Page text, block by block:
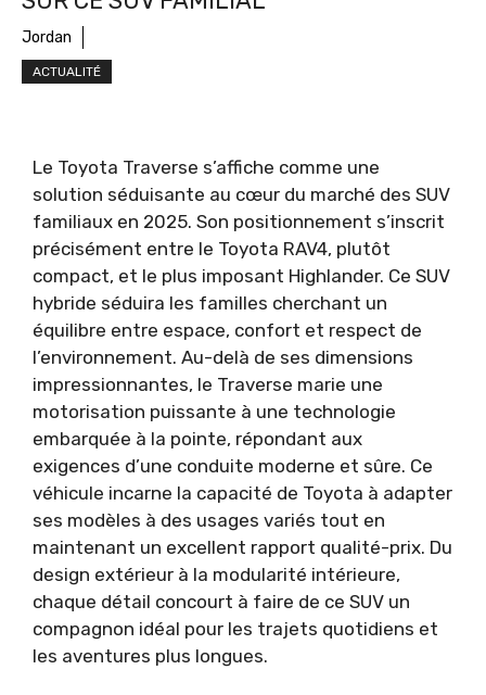
Jordan
ACTUALITÉ
Le Toyota Traverse s’affiche comme une
solution séduisante au cœur du marché des SUV
familiaux en 2025. Son positionnement s’inscrit
précisément entre le Toyota RAV4, plutôt
compact, et le plus imposant Highlander. Ce SUV
hybride séduira les familles cherchant un
équilibre entre espace, confort et respect de
l’environnement. Au-delà de ses dimensions
impressionnantes, le Traverse marie une
motorisation puissante à une technologie
embarquée à la pointe, répondant aux
exigences d’une conduite moderne et sûre. Ce
véhicule incarne la capacité de Toyota à adapter
ses modèles à des usages variés tout en
maintenant un excellent rapport qualité-prix. Du
design extérieur à la modularité intérieure,
chaque détail concourt à faire de ce SUV un
compagnon idéal pour les trajets quotidiens et
les aventures plus longues.